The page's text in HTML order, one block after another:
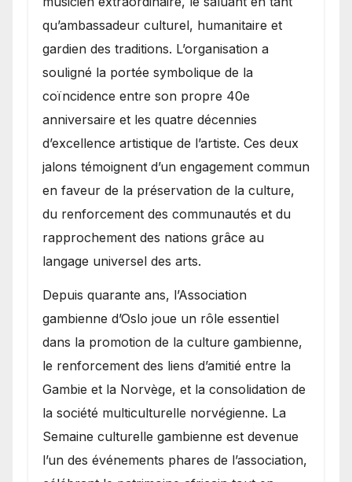
qu’ambassadeur culturel, humanitaire et
gardien des traditions. L’organisation a
souligné la portée symbolique de la
coïncidence entre son propre 40e
anniversaire et les quatre décennies
d’excellence artistique de l’artiste. Ces deux
jalons témoignent d’un engagement commun
en faveur de la préservation de la culture,
du renforcement des communautés et du
rapprochement des nations grâce au
langage universel des arts.
​Depuis quarante ans, l’Association
gambienne d’Oslo joue un rôle essentiel
dans la promotion de la culture gambienne,
le renforcement des liens d’amitié entre la
Gambie et la Norvège, et la consolidation de
la société multiculturelle norvégienne. La
Semaine culturelle gambienne est devenue
l’un des événements phares de l’association,